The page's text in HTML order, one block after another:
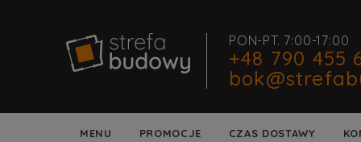
PON-PT. 7:00-17:00
+48 790 455
MENU PROMOCJE CZAS DOSTAWY